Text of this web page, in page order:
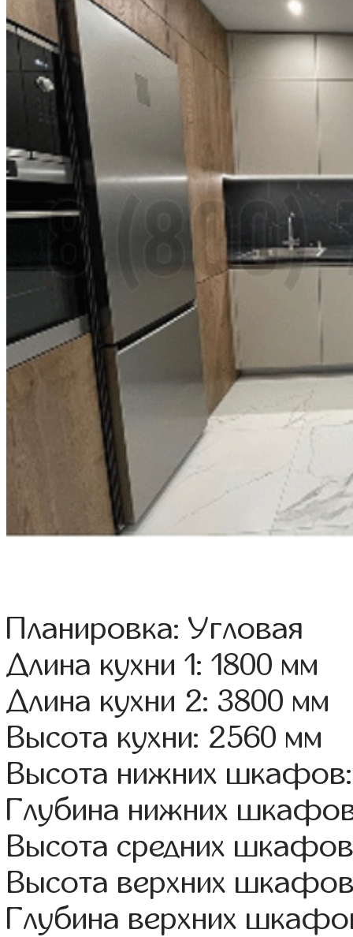
Планировка: Угловая
Длина кухни 1: 1800 мм
Длина кухни 2: 3800 мм
Высота кухни: 2560 мм
Высота нижних
Глубина нижних
Высота средних
Высота верхних
Глубина верхних